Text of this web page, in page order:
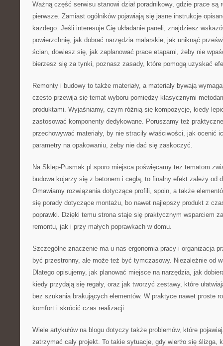
Ważną część serwisu stanowi dział poradnikowy, gdzie prace są
pierwsze. Zamiast ogólników pojawiają się jasne instrukcje
każdego. Jeśli interesuje Cię układanie paneli, znajdziesz
powierzchnię, jak dobrać narzędzia malarskie, jak uniknąć
ścian, dowiesz się, jak zaplanować prace etapami, żeby nie
bierzesz się za tynki, poznasz zasady, które pomogą uzyskać
Remonty i budowy to także materiały, a materiały bywają
często przewija się temat wyboru pomiędzy klasycznymi
produktami. Wyjaśniamy, czym różnią się kompozycje, kiedy
zastosować komponenty dedykowane. Poruszamy też
przechowywać materiały, by nie straciły właściwości, jak ocenić
parametry na opakowaniu, żeby nie dać się zaskoczyć.
Na Sklep-Pusmak.pl sporo miejsca poświęcamy też tematom
budowa kojarzy się z betonem i cegłą, to finalny efekt zależy od
Omawiamy rozwiązania dotyczące profili, spoin, a także
się porady dotyczące montażu, bo nawet najlepszy produkt z
poprawki. Dzięki temu strona staje się praktycznym wsparciem
remontu, jak i przy małych poprawkach w domu.
Szczególne znaczenie ma u nas ergonomia pracy i organizacja
być przestronny, ale może też być tymczasowy. Niezależnie od
Dlatego opisujemy, jak planować miejsce na narzędzia, jak
kiedy przydają się regały, oraz jak tworzyć zestawy, które
bez szukania brakujących elementów. W praktyce nawet proste
komfort i skrócić czas realizacji.
Wiele artykułów na blogu dotyczy także problemów, które
zatrzymać cały projekt. To takie sytuacje, gdy wiertło się ślizga,